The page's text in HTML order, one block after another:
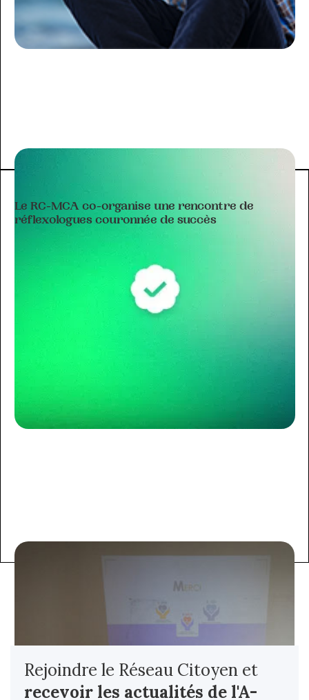
Le RC-MCA co-organise une rencontre de
réflexologues couronnée de succès
Rejoindre le Réseau Citoyen et
recevoir les actualités de l'A-